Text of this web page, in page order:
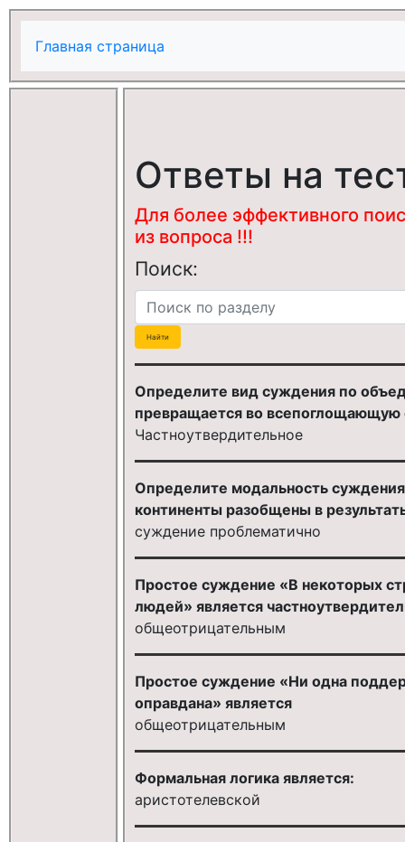
Главная страница
Ответы на
Для более эффективного
из вопроса !!!
Поиск:
Определите вид суждения по
превращается во всепоглощающую
Частноутвердительное
Определите модальность
континенты разобщены в
суждение проблематично
Простое суждение «В некоторых
людей» является
общеотрицательным
Простое суждение «Ни одна
оправдана» является
общеотрицательным
Формальная логика является:
аристотелевской